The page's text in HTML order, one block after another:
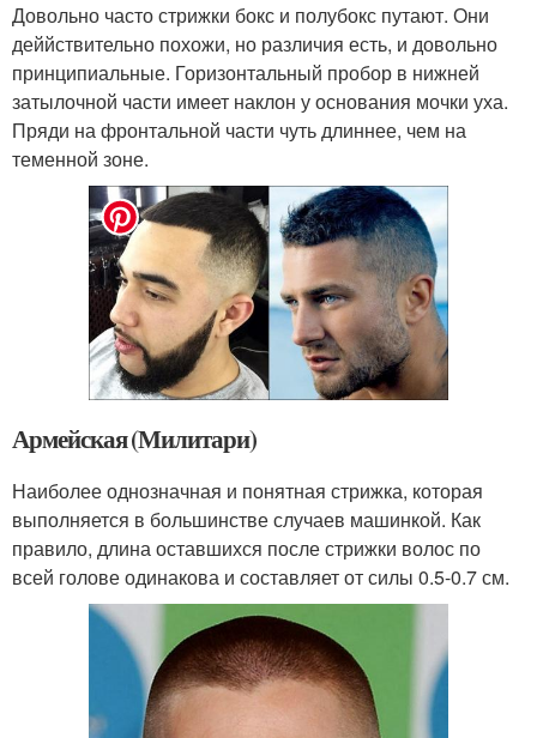
Довольно часто стрижки бокс и полубокс путают. Они
деййствительно похожи, но различия есть, и довольно
принципиальные. Горизонтальный пробор в нижней
затылочной части имеет наклон у основания мочки уха.
Пряди на фронтальной части чуть длиннее, чем на
теменной зоне.
Армейская (Милитари)
Наиболее однозначная и понятная стрижка, которая
выполняется в большинстве случаев машинкой. Как
правило, длина оставшихся после стрижки волос по
всей голове одинакова и составляет от силы 0.5-0.7 см.